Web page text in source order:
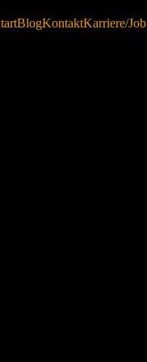
BlogKontaktKarriere/Job